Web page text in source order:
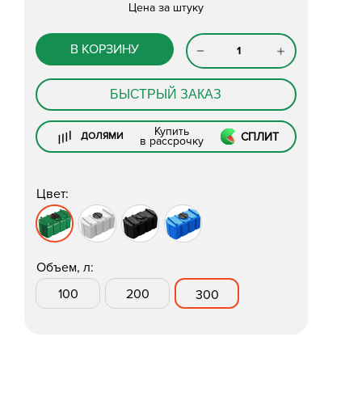
Цена за штуку
В КОРЗИНУ
БЫСТРЫЙ ЗАКАЗ
ДОЛЯМИ Купить
в рассрочку СПЛИТ
Цвет:
Объем, л:
100
200 300